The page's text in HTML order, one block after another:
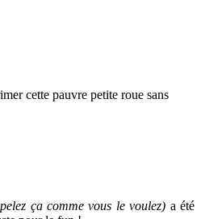
cette pauvre petite roue sans
ça comme vous le voulez) a été